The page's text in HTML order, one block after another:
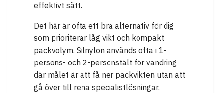
effektivt sätt.
Det här är ofta ett bra alternativ för dig
som prioriterar låg vikt och kompakt
packvolym. Silnylon används ofta i 1-
persons- och 2-personstält för vandring
där målet är att få ner packvikten utan att
gå över till rena specialistlösningar.